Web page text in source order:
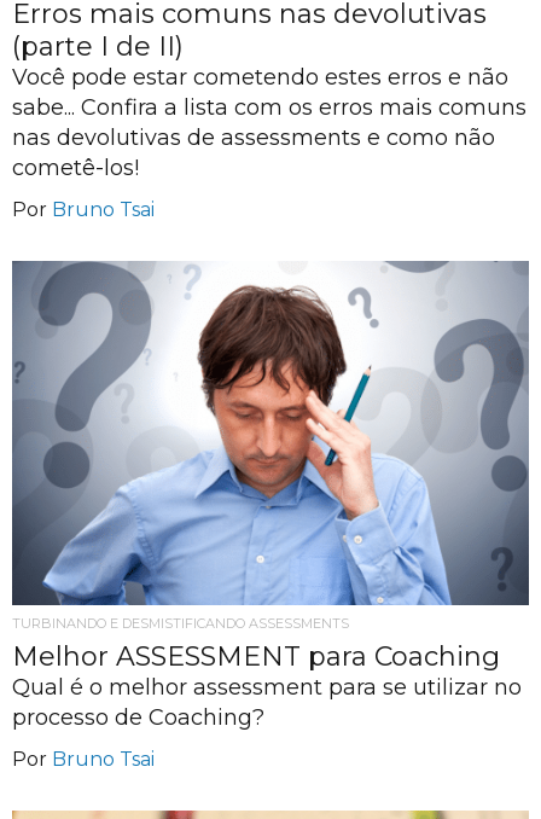
Erros mais comuns nas devolutivas
(parte I de II)
Você pode estar cometendo estes erros e não
sabe... Confira a lista com os erros mais comuns
nas devolutivas de assessments e como não
cometê-los!
Por Bruno Tsai
TURBINANDO E DESMISTIFICANDO ASSESSMENTS
Melhor ASSESSMENT para Coaching
Qual é o melhor assessment para se utilizar no
processo de Coaching?
Por Bruno Tsai